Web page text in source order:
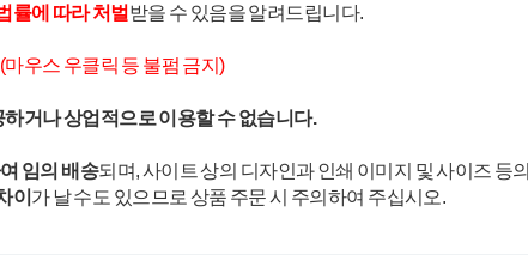
률에 따라 처벌 받을 수 있음을 알려드립니다.
(마우스 우클릭 등 불펌 금지)
거나 상업적으로 이용할 수 없습니다.
임의 배송되며, 사이트 상의 디자인과 인쇄 이미지 및 사이즈 등의
이 가 날 수도 있으므로 상품 주문 시 주의하여 주십시오.